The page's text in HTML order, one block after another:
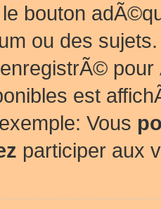
bouton
ou des
est
Vous
participer aux